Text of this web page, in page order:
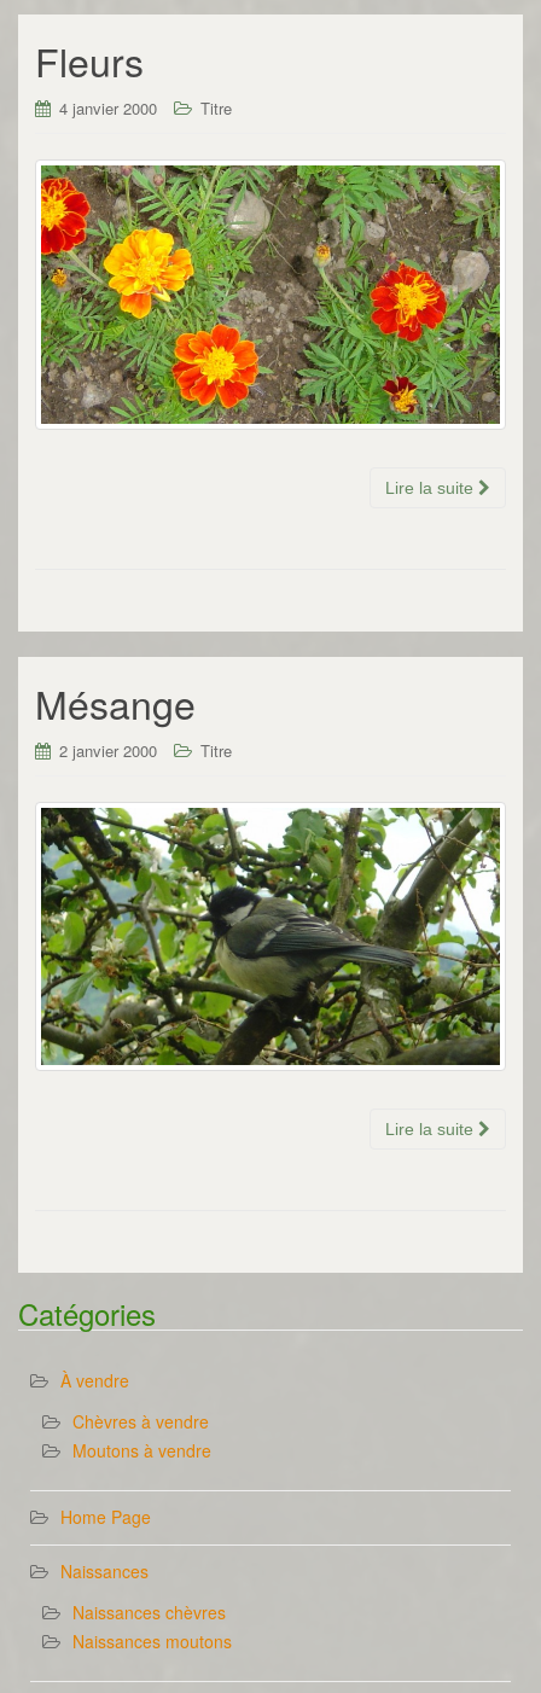
Fleurs
4 janvier 2000 Titre
Lire la suite
Mésange
2 janvier 2000 Titre
Lire la suite
Catégories
À vendre
Chèvres à vendre
Moutons à vendre
Home Page
Naissances
Naissances chèvres
Naissances moutons